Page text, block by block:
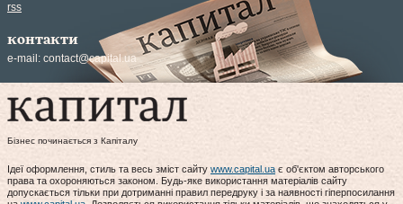
rss
контакти
e-mail: contact@capital.ua
Бізнес починається з Капіталу
Ідеї оформлення, стиль та весь зміст сайту www.capital.uaє об'єктом авторського
права та охороняються законом. Будь-яке використання матеріалів сайту
допускається тільки при дотриманні правил передруку і за наявності гіперпосилання